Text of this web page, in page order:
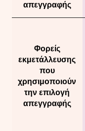
απεγγραφής
Φορείς
εκμετάλλευσης
που
χρησιμοποιούν
την επιλογή
απεγγραφής